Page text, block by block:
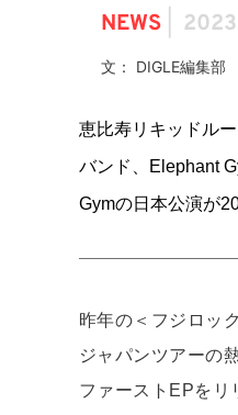
NEWS
文： DIGLE編集部
恵比寿リキッドル
バンド、Elephant
Gymの日本公演が
昨年の＜フジロッ
ジャパンツアーの
ファーストEPをリ